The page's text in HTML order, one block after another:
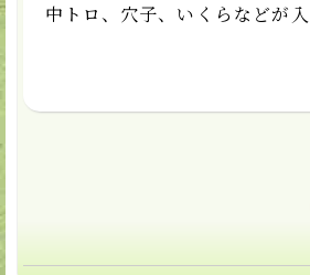
中トロ、穴子、いくらなどが入